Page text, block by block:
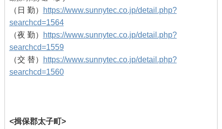
（日 勤）
https://www.sunnytec.co.jp/detail.php?
searchcd=1564
（夜 勤）
https://www.sunnytec.co.jp/detail.php?
searchcd=1559
（交 替）
https://www.sunnytec.co.jp/detail.php?
searchcd=1560
<揖保郡太子町>